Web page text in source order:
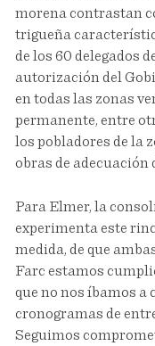
morena contrastan
trigueña
de los 60 delegados
autorización del
en todas las zonas
permanente, entre
los pobladores de la
obras de adecuación
Para Elmer, la
experimenta este
medida, de que
Farc estamos
que no nos íbamos a
cronogramas de
Seguimos